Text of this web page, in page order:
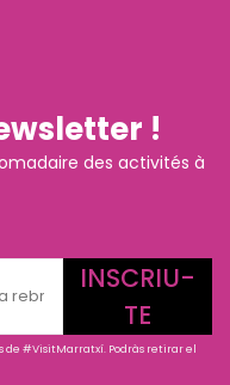
!
des activités à
INSCRIU-
TE
#VisitMarratxí. Podràs retirar el